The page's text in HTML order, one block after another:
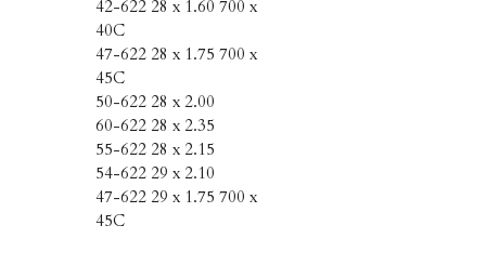
42-622 28 x 1.60 700 x
40C
47-622 28 x 1.75 700 x
45C
50-622 28 x 2.00
60-622 28 x 2.35
55-622 28 x 2.15
54-622 29 x 2.10
47-622 29 x 1.75 700 x
45C